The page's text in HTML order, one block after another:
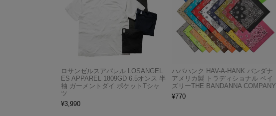
ロサンゼルスアパレル LOSANGEL
ES APPAREL 1809GD 6.5オンス 半
袖 ガーメントダイ ポケットTシャ
ツ
¥3,990
ハバハンク HAV-A-HANK バンダナ
アメリカ製 トラディショナル ペイ
ズリーTHE BANDANNA COMPANY
¥770